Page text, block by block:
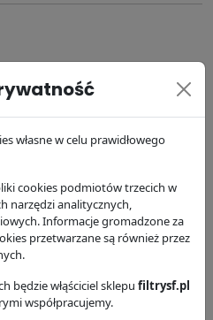
własne w celu prawidłowego
cookies podmiotów trzecich w
narzędzi analitycznych,
Informacje gromadzone za
przetwarzane są również przez
będzie włąściciel sklepu filtrysf.pl
współpracujemy.